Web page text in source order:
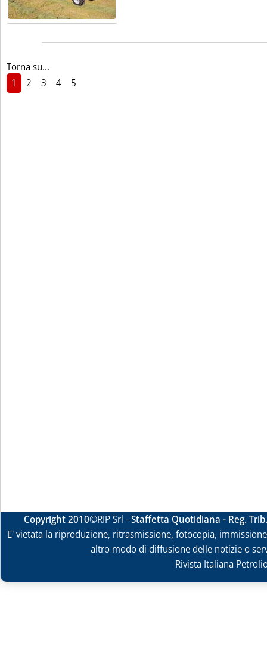
Torna su...
1
2 3 4 5
Copyright 2010©RIP Srl -Staffetta Quotidiana - Reg.
E' vietata la riproduzione, ritrasmissione, fotocopia,
altro modo di diffusione delle notizie o
Rivista Italiana